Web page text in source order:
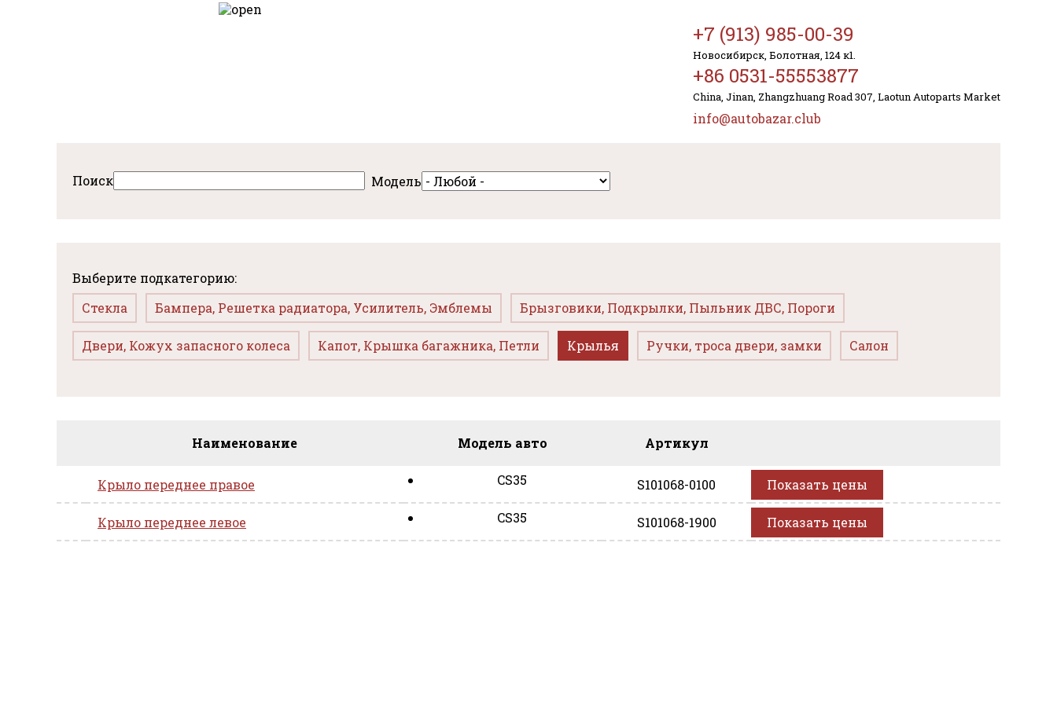
+7 (913) 985-00-39
Новосибирск, Болотная, 124 к1.
+86 0531-55553877
China, Jinan, Zhangzhuang Road 307, Laotun Autoparts Market
info@autobazar.club
Поиск Модель
Выберите подкатегорию:
Стекла
Бампера, Решетка радиатора, Усилитель, Эмблемы Брызговики, Подкрылки, Пыльник ДВС, Пороги
Двери, Кожух запасного колеса Капот, Крышка багажника, Петли Крылья Ручки, троса двери, замки Салон
Наименование Модель авто Артикул
Крыло переднее правое CS35 S101068-0100 Показать цены
Крыло переднее левое CS35 S101068-1900 Показать цены